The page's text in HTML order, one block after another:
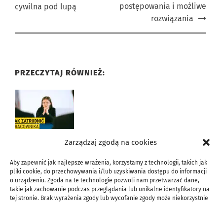
Zarządzaj zgodą na cookies
Aby zapewnić jak najlepsze wrażenia, korzystamy z technologii, takich jak
pliki cookie, do przechowywania i/lub uzyskiwania dostępu do informacji
o urządzeniu. Zgoda na te technologie pozwoli nam przetwarzać dane,
takie jak zachowanie podczas przeglądania lub unikalne identyfikatory na
tej stronie. Brak wyrażenia zgody lub wycofanie zgody może niekorzystnie
cywilna pod lupą
postępowania i możliwe
rozwiązania
PRZECZYTAJ RÓWNIEŻ:
Jak zatrudnić pracownika? Zatrudnienie pracownika
na 12 sposobów